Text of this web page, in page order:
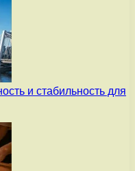
и стабильность для